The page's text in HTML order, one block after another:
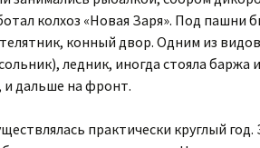
колхоз «Новая Заря». Под
конный двор. Одним из
ледник, иногда стояла
и дальше на фронт.
практически круглый